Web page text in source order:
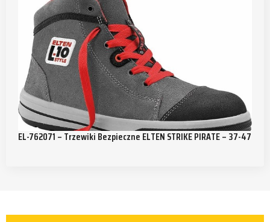
EL-762071 – Trzewiki Bezpieczne ELTEN STRIKE PIRATE – 37-47